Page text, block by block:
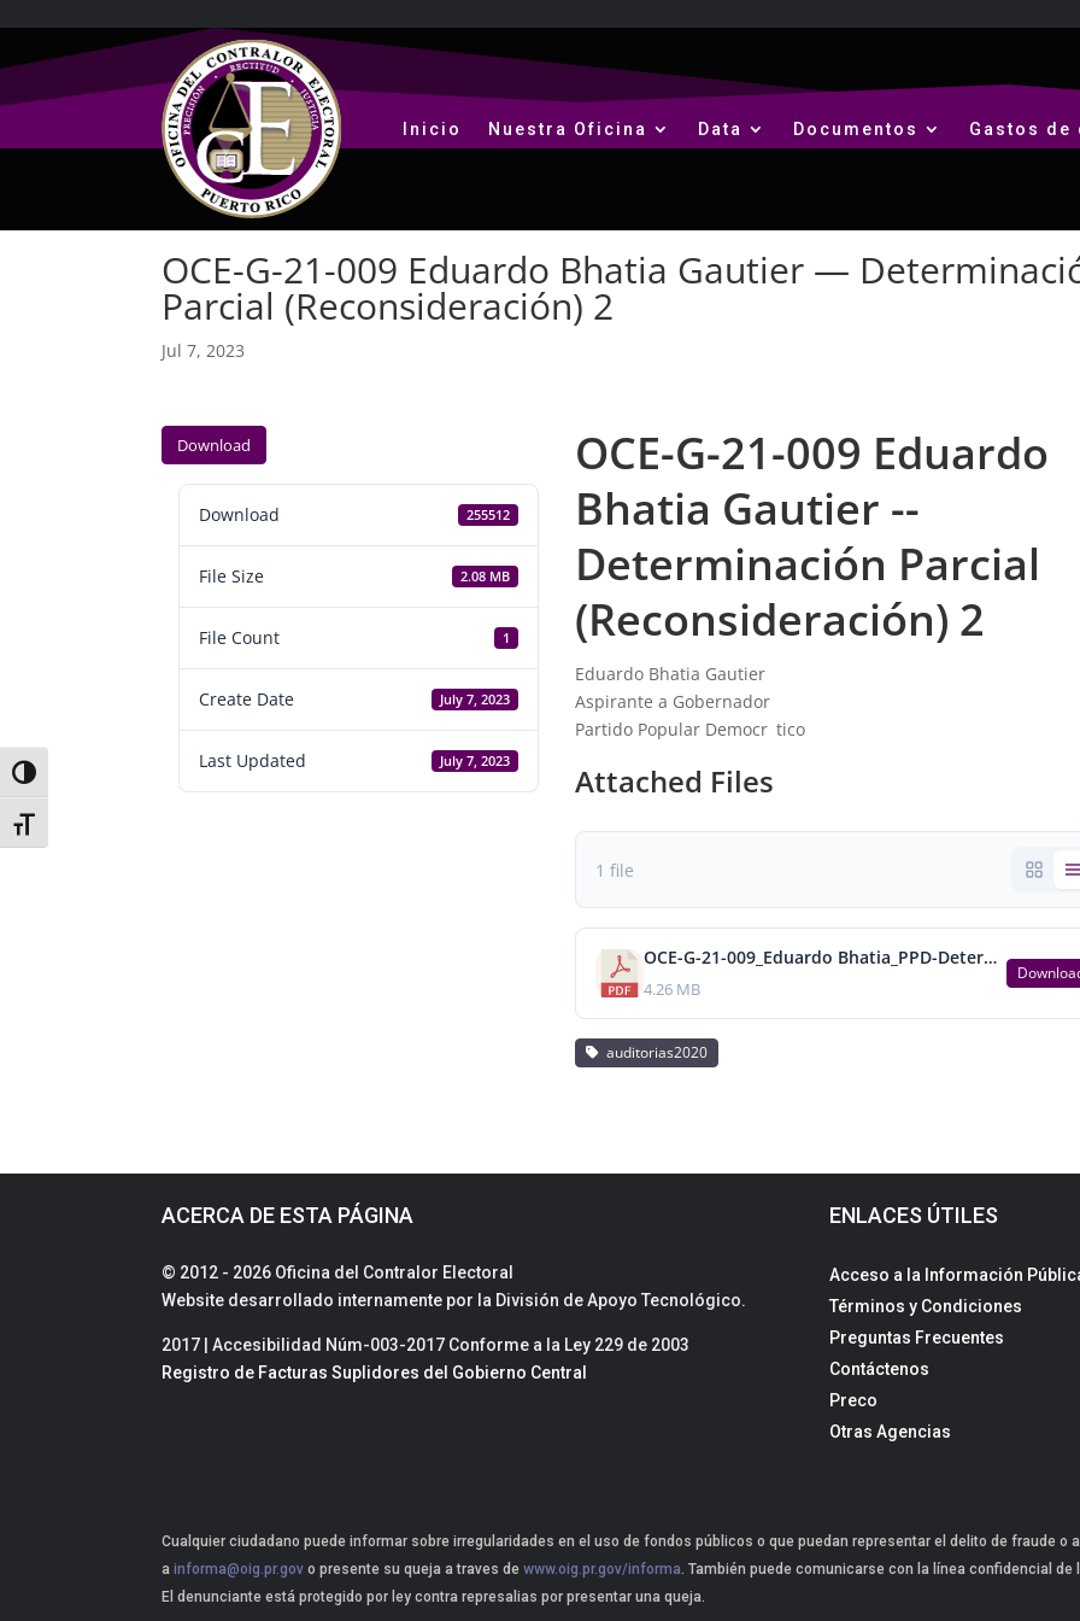
Toggle High Contrast
Toggle Font size
Inicio Nuestra Oficina Data Documentos Gastos
OCE-G-21-009 Eduardo Bhatia Gautier —
Parcial (Reconsideración) 2
Jul 7, 2023
Download
Download 255512
File Size 2.08 MB
File Count 1
Create Date July 7, 2023
Last Updated July 7, 2023
OCE-G-21-009 Eduardo
Bhatia Gautier --
Determinación Parcial
(Reconsideración) 2
Eduardo Bhatia Gautier
Aspirante a Gobernador
Partido Popular Democr tico
Attached Files
1 file
OCE-G-21-009_Eduardo Bhatia_PPD-Determinación Parcial (Reconsideración) 2.pdf
4.26 MB
auditorias2020
ACERCA DE ESTA PÁGINA
© 2012 - 2026 Oficina del Contralor Electoral
Website desarrollado internamente por la División de Apoyo Tecnológico.
2017 | Accesibilidad Núm-003-2017 Conforme a la Ley 229 de 2003
Registro de Facturas Suplidores del Gobierno Central
ENLACES ÚTILES
Acceso a la Información
Términos y Condiciones
Preguntas Frecuentes
Contáctenos
Preco
Otras Agencias
Cualquier ciudadano puede informar sobre irregularidades en el uso de fondos públicos o que puedan representar el delito de fraude
ainforma@oig.pr.gov o presente su queja a traves de www.oig.pr.gov/informa . También puede comunicarse con la línea confidencial
El denunciante está protegido por ley contra represalias por presentar una queja.